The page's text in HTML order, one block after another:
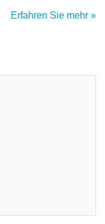
Erfahren Sie mehr »